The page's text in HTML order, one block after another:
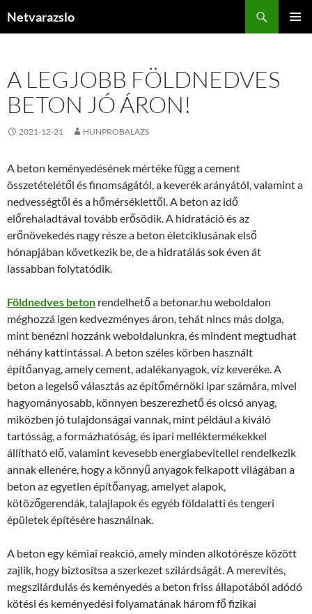
Netvarazslo
A LEGJOBB FÖLDNEDVES
BETON JÓ ÁRON!
2021-12-21 HUNPROBALAZS
A beton keményedésének mértéke függ a cement
összetételétől és finomságától, a keverék arányától, valamint a
nedvességtől és a hőmérséklettől. A beton az idő
előrehaladtával tovább erősödik. A hidratáció és az
erőnövekedés nagy része a beton életciklusának első
hónapjában következik be, de a hidratálás sok éven át
lassabban folytatódik.
Földnedves beton rendelhető a betonar.hu weboldalon
méghozzá igen kedvezményes áron, tehát nincs más dolga,
mint benézni hozzánk weboldalunkra, és mindent megtudhat
néhány kattintással. A beton széles körben használt
építőanyag, amely cement, adalékanyagok, víz keveréke. A
beton a legelső választás az építőmérnöki ipar számára, mivel
hagyományosabb, könnyen beszerezhető és olcsó anyag,
miközben jó tulajdonságai vannak, mint például a kiváló
tartósság, a formázhatóság, és ipari melléktermékekkel
állítható elő, valamint kevesebb energiabevitellel rendelkezik
annak ellenére, hogy a könnyű anyagok felkapott világában a
beton az egyetlen építőanyag, amelyet alapok,
kötözőgerendák, talajlapok és egyéb földalatti és tengeri
épületek építésére használnak.
A beton egy kémiai reakció, amely minden alkotórésze között
zajlik, hogy biztosítsa a szerkezet szilárdságát. A merevítés,
megszilárdulás és keményedés a beton friss állapotából adódó
kötési és keményedési folyamatának három fő fizikai